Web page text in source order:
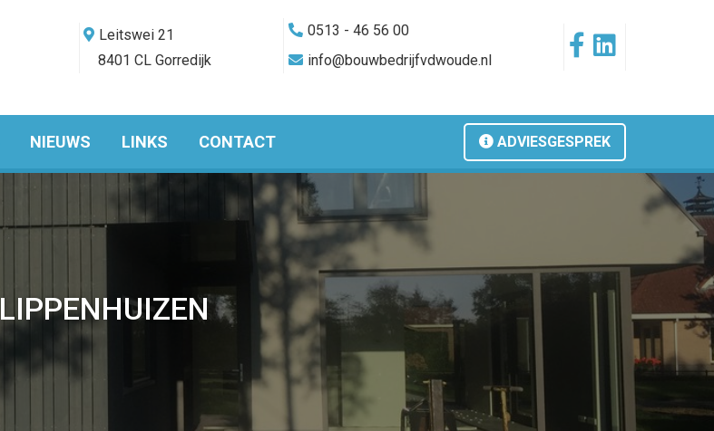
Leitswei 21
8401 CL Gorredijk
0513 - 46 56 00
info@bouwbedrijfvdwoude.nl
NIEUWS LINKS CONTACT ADVIESGESPREK
LIPPENHUIZEN